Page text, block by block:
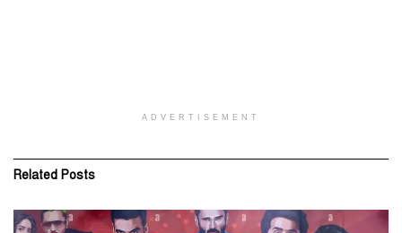
ADVERTISEMENT
Related Posts